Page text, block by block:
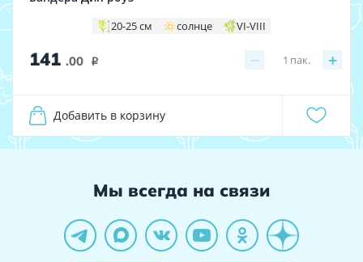
20-25 см солнце VI-VIII
141 .00 i − +
1 пак.
Добавить в корзину
Мы всегда на связи